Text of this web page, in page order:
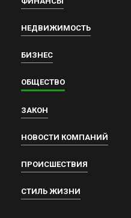
НЕДВИЖИМОСТЬ
БИЗНЕС
ОБЩЕСТВО
ЗАКОН
НОВОСТИ КОМПАНИЙ
ПРОИСШЕСТВИЯ
СТИЛЬ ЖИЗНИ